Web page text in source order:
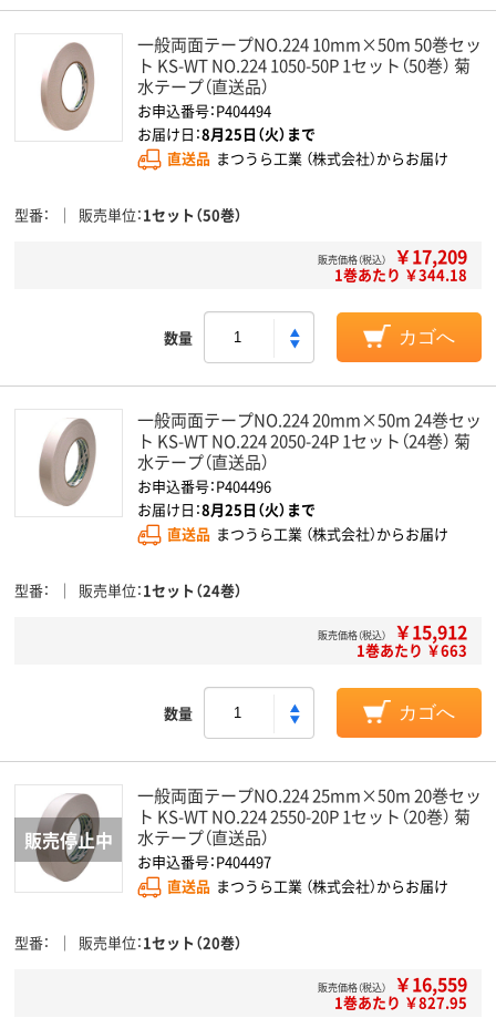
一般両面テープNO.224 10mm×50m 50巻セッ
ト KS-WT NO.224 1050-50P 1セット（50巻） 菊
水テープ（直送品）
お申込番号：P404494
お届け日：8月25日（火）まで
直送品 まつうら工業 （株式会社）からお届け
型番 販売単位 1セット（50巻）
販売価格（税込） ￥17,209
1巻あたり ￥344.18
数量 カゴへ
一般両面テープNO.224 20mm×50m 24巻セッ
ト KS-WT NO.224 2050-24P 1セット（24巻） 菊
水テープ（直送品）
お申込番号：P404496
お届け日：8月25日（火）まで
直送品 まつうら工業 （株式会社）からお届け
型番 販売単位 1セット（24巻）
販売価格（税込） ￥15,912
1巻あたり ￥663
数量 カゴへ
一般両面テープNO.224 25mm×50m 20巻セッ
ト KS-WT NO.224 2550-20P 1セット（20巻） 菊
水テープ（直送品）
お申込番号：P404497
直送品 まつうら工業 （株式会社）からお届け
型番 販売単位 1セット（20巻）
販売価格（税込） ￥16,559
1巻あたり ￥827.95